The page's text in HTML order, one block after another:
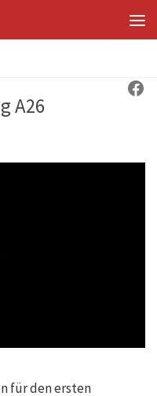
A26
für den ersten